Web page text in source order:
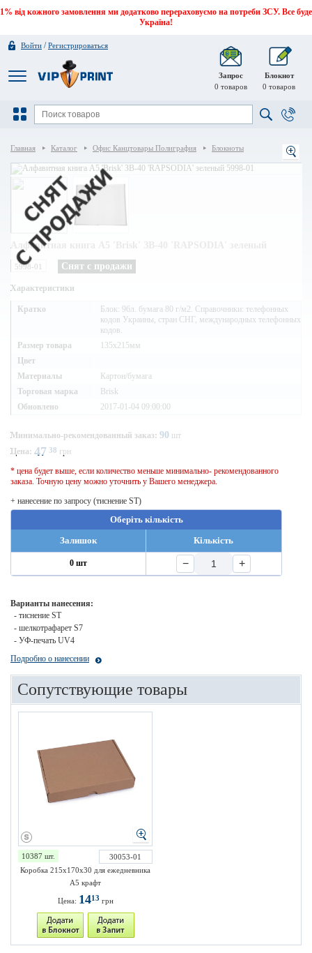
1% від кожного замовлення ми додатково перераховуємо на потреби ЗСУ. Все буде
Україна!
Войти /Регистрироваться
Запрос
0 товаров
Блокнот
0 товаров
Главная Каталог Офис Канцтовары Полиграфия Блокноты
Алфавитная книга A5 'Brisk' ЗВ-40 'RAPSODIA' зеленый
5998-01 Снят с продажи
Характеристики
Кратко
Блок: 96л. бумага 80 г/м2. Справочники: телефонных
кодов Украины, стран СНГ, международных телефонных
кодов.
Размер товара
135х215мм
Цвет
Материалы
Картон/бумага
Торговая марка
Brisk
Обновлено
2017-01-04 09:00:00
Минимально-рекомендованный заказ: 90 шт
Цена: 47 38 грн
* цена будет выше, если количество меньше минимально- рекомендованного
заказа. Точную цену можно уточнить у Вашего менеджера.
+ нанесение по запросу (тиснение ST)
Оберіть кількість
Залишок
Кількість
0 шт − +
Варианты нанесения:
- тиснение ST
- шелкотрафарет S7
- УФ-печать UV4
Подробно о нанесении
Сопутствующие товары
10387 шт.
30053-01
Коробка 215х170х30 для ежедневника
А5 крафт
Цена: 1413 грн